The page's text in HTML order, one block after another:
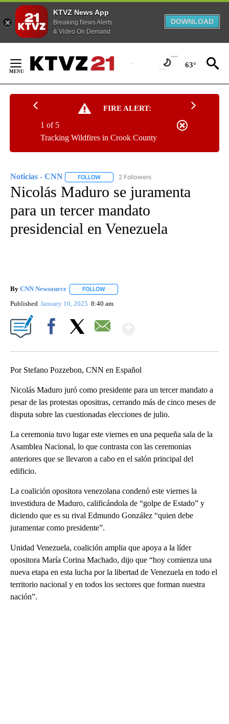
KTVZ News App
Breaking News Alerts
& Video On Demand
DOWNLOAD
Content
63°
FIRE ALERT:
Tracking Wildfires in Crook County
1 of 5
Noticias - CNN FOLLOW FOLLOW "NOTICIAS - CNN" TO RECEIVE
2 Followers
Nicolás Maduro se juramenta
para un tercer mandato
presidencial en Venezuela
By CNN Newsource FOLLOW
Published January 10, 2025 8:40 am
Por Stefano Pozzebon, CNN en Español
Nicolás Maduro juró como presidente para un tercer mandato a
pesar de las protestas opositras, cerrando más de cinco meses de
disputa sobre las cuestionadas elecciones de julio.
La ceremonia tuvo lugar este viernes en una pequeña sala de la
Asamblea Nacional, lo que contrasta con las ceremonias
anteriores que se llevaron a cabo en el salón principal del
edificio.
La coalición opositora venezolana condenó este viernes la
investidura de Maduro, calificándola de “golpe de Estado” y
diciendo que es su rival Edmundo González “quien debe
juramentar como presidente”.
Unidad Venezuela, coalición amplia que apoya a la líder
opositora María Corina Machado, dijo que “hoy comienza una
nueva etapa en esta lucha por la libertad de Venezuela en todo el
territorio nacional y en todos los sectores que forman nuestra
nación”.